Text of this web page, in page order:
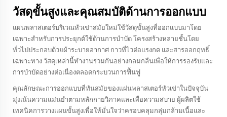
วัสดุขั้นสูงและคุณสมบัติด้านการออกแบบ
แผ่นพลาสเตอร์บริเวณหัวเข่าสมัยใหม่ใช้วัสดุขั้นสูงที่ออกแบบมาโดย
เฉพาะสำหรับการประยุกต์ใช้ด้านการบำบัด โครงสร้างหลายชั้นโดย
ทั่วไปประกอบด้วยผ้าระบายอากาศ กาวที่ไวต่อแรงกด และสารออกฤทธิ์
เฉพาะทาง วัสดุเหล่านี้ทำงานร่วมกันอย่างกลมกลืนเพื่อให้การรองรับและ
การบำบัดอย่างต่อเนื่องตลอดกระบวนการฟื้นฟู
คุณลักษณะการออกแบบที่ทันสมัยของแผ่นพลาสเตอร์หัวเข่าในปัจจุบัน
มุ่งเน้นความแม่นยำตามหลักกายวิภาคและเพื่อความสบาย ผู้ผลิตใช้
เทคนิคการวางแผนขั้นสูงเพื่อให้มั่นใจว่าครอบคลุมกลุ่มกล้ามเนื้อและ